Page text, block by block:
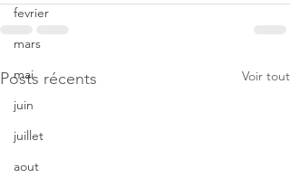
fevrier
mars
mai
juin
juillet
aout
Posts récents Voir tout